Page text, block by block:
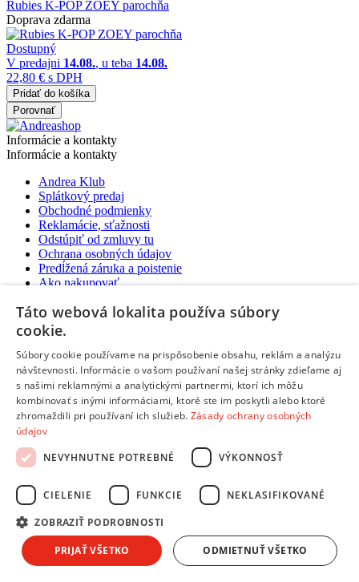
Rubies K-POP ZOEY parochňa
Doprava zdarma
Dostupný
V predajni 14.08., u teba 14.08.
22,80 € s DPH
Pridať do košíka
Porovnať
Informácie a kontakty
Informácie a kontakty
Andrea Klub
Splátkový predaj
Obchodné podmienky
Reklamácie, sťažnosti
Odstúpiť od zmluvy tu
Ochrana osobných údajov
Predĺžená záruka a poistenie
Ako nakupovať
Predajne a kontakty
Centrum pre zákazníkov
Možnosti platby
Možnosti platby
Platba na dobierku aj kartou
Predaj na splátky
Platba prevodom na účet
Platba online cez internet:
Možnosti doručenia
Možnosti doručenia
Expresné doručenie kuriérom
Vynáška a odvoz starého spotrebiča
Packeta - výdajné miesta a Z-BOXy
Táto webová lokalita používa súbory
cookie.
Súbory cookie používame na prispôsobenie obsahu, reklám a analýzu
návštevnosti. Informácie o vašom používaní našej stránky zdieľame aj
s našimi reklamnými a analytickými partnermi, ktorí ich môžu
kombinovať s inými informáciami, ktoré ste im poskytli alebo ktoré
zhromaždili pri používaní ich služieb. Zásady ochrany osobných
údajov
NEVYHNUTNE POTREBNÉ
VÝKONNOSŤ
CIELENIE FUNKCIE NEKLASIFIKOVANÉ
ZOBRAZIŤ PODROBNOSTI
PRIJAŤ VŠETKO ODMIETNUŤ VŠETKO